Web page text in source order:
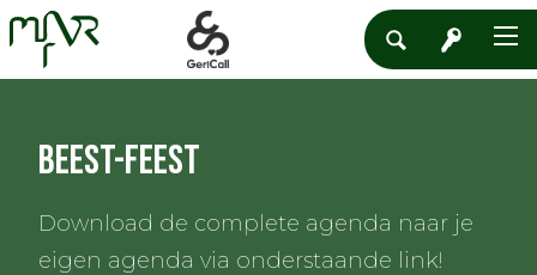
BEEST-feest
Download de complete agenda naar je
eigen agenda via onderstaande link!